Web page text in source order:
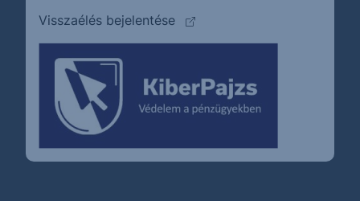
Visszaélés bejelentése
(külső oldalra ugrik)